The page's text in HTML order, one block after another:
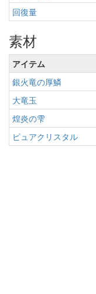
回復量
素材
アイテム
銀火竜の厚鱗
大竜玉
煌炎の雫
ピュアクリスタル